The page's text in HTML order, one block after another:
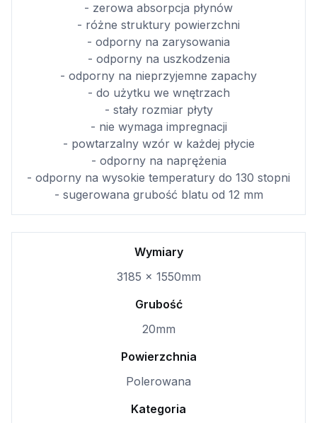
- zerowa absorpcja płynów
- różne struktury powierzchni
- odporny na zarysowania
- odporny na uszkodzenia
- odporny na nieprzyjemne zapachy
- do użytku we wnętrzach
- stały rozmiar płyty
- nie wymaga impregnacji
- powtarzalny wzór w każdej płycie
- odporny na naprężenia
- odporny na wysokie temperatury do 130 stopni
- sugerowana grubość blatu od 12 mm
Wymiary
3185 x 1550mm
Grubość
20mm
Powierzchnia
Polerowana
Kategoria